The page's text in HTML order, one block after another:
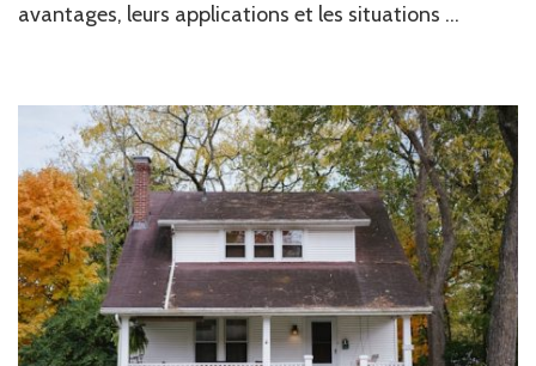
avantages, leurs applications et les situations …